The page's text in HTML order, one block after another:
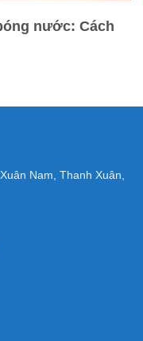
nước: Cách
Nam, Thanh Xuân,